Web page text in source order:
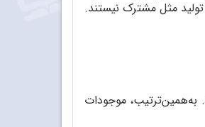
تولید مثل مشترک نیستند.
به‌همین‌ترتیب، موجودات